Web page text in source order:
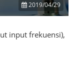
2019/04/29
input frekuensi),